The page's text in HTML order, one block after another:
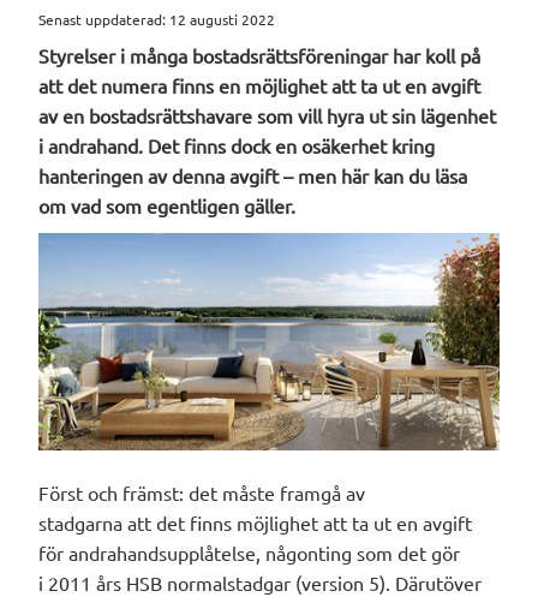
Senast uppdaterad: 12 augusti 2022
Styrelser i många bostadsrättsföreningar har koll på
att det numera finns en möjlighet att ta ut en avgift
av en bostadsrättshavare som vill hyra ut sin lägenhet
i andrahand. Det finns dock en osäkerhet kring
hanteringen av denna avgift – men här kan du läsa
om vad som egentligen gäller.
Först och främst: det måste framgå av
stadgarna att det finns möjlighet att ta ut en avgift
för andrahandsupplåtelse, någonting som det gör
i 2011 års HSB normalstadgar (version 5). Därutöver